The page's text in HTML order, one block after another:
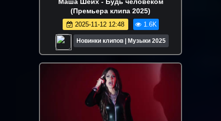
(Премьера клипа 2025)
2025-11-12 12:48 1.6K
Новинки клипов | Музыки 2025